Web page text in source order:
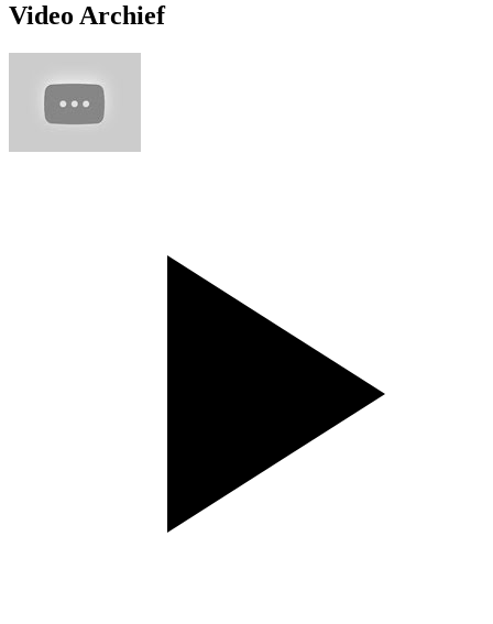
Video Archief